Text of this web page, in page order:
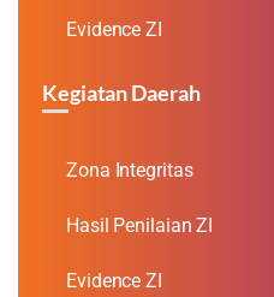
Evidence ZI
Kegiatan Daerah
Zona Integritas
Hasil Penilaian ZI
Evidence ZI